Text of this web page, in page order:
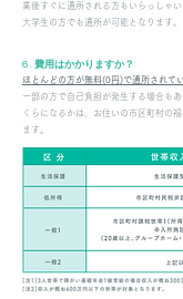
業後すぐに通所される方もいらっしゃ
大学生の方でも通所が可能となります。
6 . 費用はかかりますか？
ほとんどの方が無料(0円)で通所されてい
一部の方で自己負担が発生する場合も
くらになるかは、お住いの市区町村の
ます。